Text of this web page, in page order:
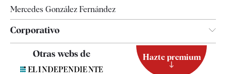
Mercedes González Fernández
Corporativo
Contacto
Otras webs de Hazte premium